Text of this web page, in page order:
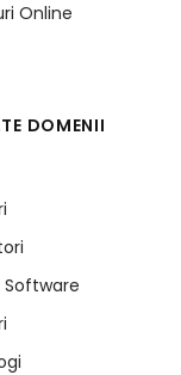
Online
DOMENII